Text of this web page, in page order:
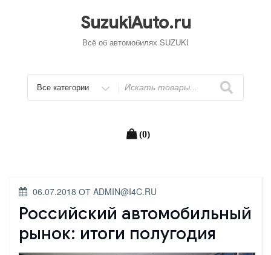
SuzukiAuto.ru
Всё об автомобилях SUZUKI
Искать
(0)
ОПУБЛИКОВАНО
06.07.2018 ОТ ADMIN@I4C.RU
Российский автомобильный
рынок: итоги полугодия